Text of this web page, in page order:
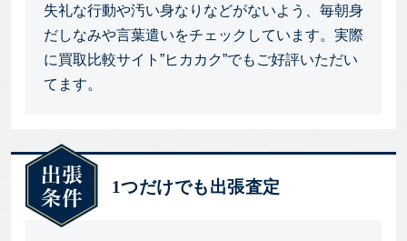
失礼な行動や汚い身なりなどがないよう、毎朝身
だしなみや言葉遣いをチェックしています。実際
に買取比較サイト”ヒカカク”でもご好評いただい
てます。
1つだけでも出張査定